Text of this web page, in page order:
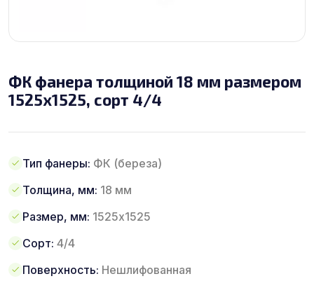
ФК фанера толщиной 18 мм размером
1525х1525, сорт 4/4
Тип фанеры: ФК (береза)
Толщина, мм: 18 мм
Размер, мм: 1525х1525
Сорт: 4/4
Поверхность: Нешлифованная